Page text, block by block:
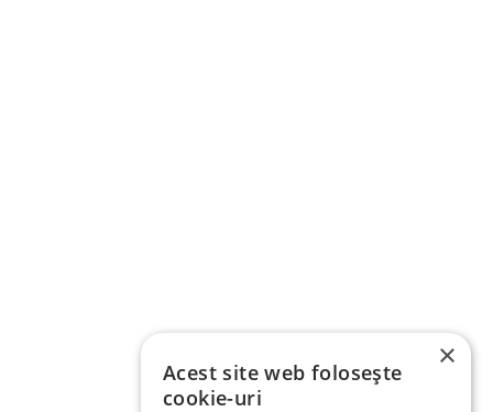
×
Acest site web folosește
cookie-uri